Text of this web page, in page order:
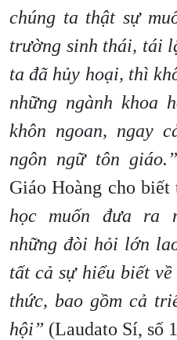
chúng ta thật sự
trường sinh thái, tái
ta đã hủy hoại, thì
những ngành khoa
khôn ngoan, ngay
ngôn ngữ tôn giáo.”
Giáo Hoàng cho biết
học muốn đưa ra
những đòi hỏi lớn
tất cả sự hiểu biết
thức, bao gồm cả
hội” (Laudato Sí, số